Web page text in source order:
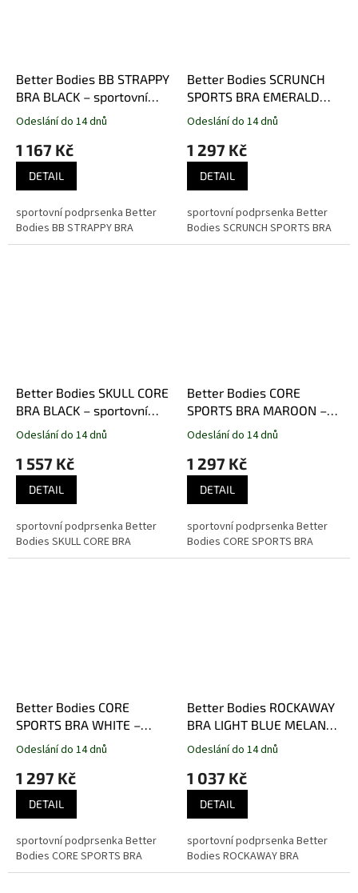
Better Bodies BB STRAPPY
BRA BLACK – sportovní
podprsenka Better Bodies
Odeslání do 14 dnů
1 167 Kč
DETAIL
sportovní podprsenka Better
Bodies BB STRAPPY BRA
Better Bodies SCRUNCH
SPORTS BRA EMERALD
GREEN – sportovní
smaragdově zelená
Odeslání do 14 dnů
1 297 Kč
DETAIL
sportovní podprsenka Better
Bodies SCRUNCH SPORTS BRA
Better Bodies SKULL CORE
BRA BLACK – sportovní
podprsenka Better Bodies
Odeslání do 14 dnů
1 557 Kč
DETAIL
sportovní podprsenka Better
Bodies SKULL CORE BRA
Better Bodies CORE
SPORTS BRA MAROON –
sportovní podprsenka
Odeslání do 14 dnů
1 297 Kč
DETAIL
sportovní podprsenka Better
Bodies CORE SPORTS BRA
Better Bodies CORE
SPORTS BRA WHITE –
sportovní podprsenka
Odeslání do 14 dnů
1 297 Kč
DETAIL
sportovní podprsenka Better
Bodies CORE SPORTS BRA
Better Bodies ROCKAWAY
BRA LIGHT BLUE MELANGE
– sportovní podprsenka
modrá
Odeslání do 14 dnů
1 037 Kč
DETAIL
sportovní podprsenka Better
Bodies ROCKAWAY BRA